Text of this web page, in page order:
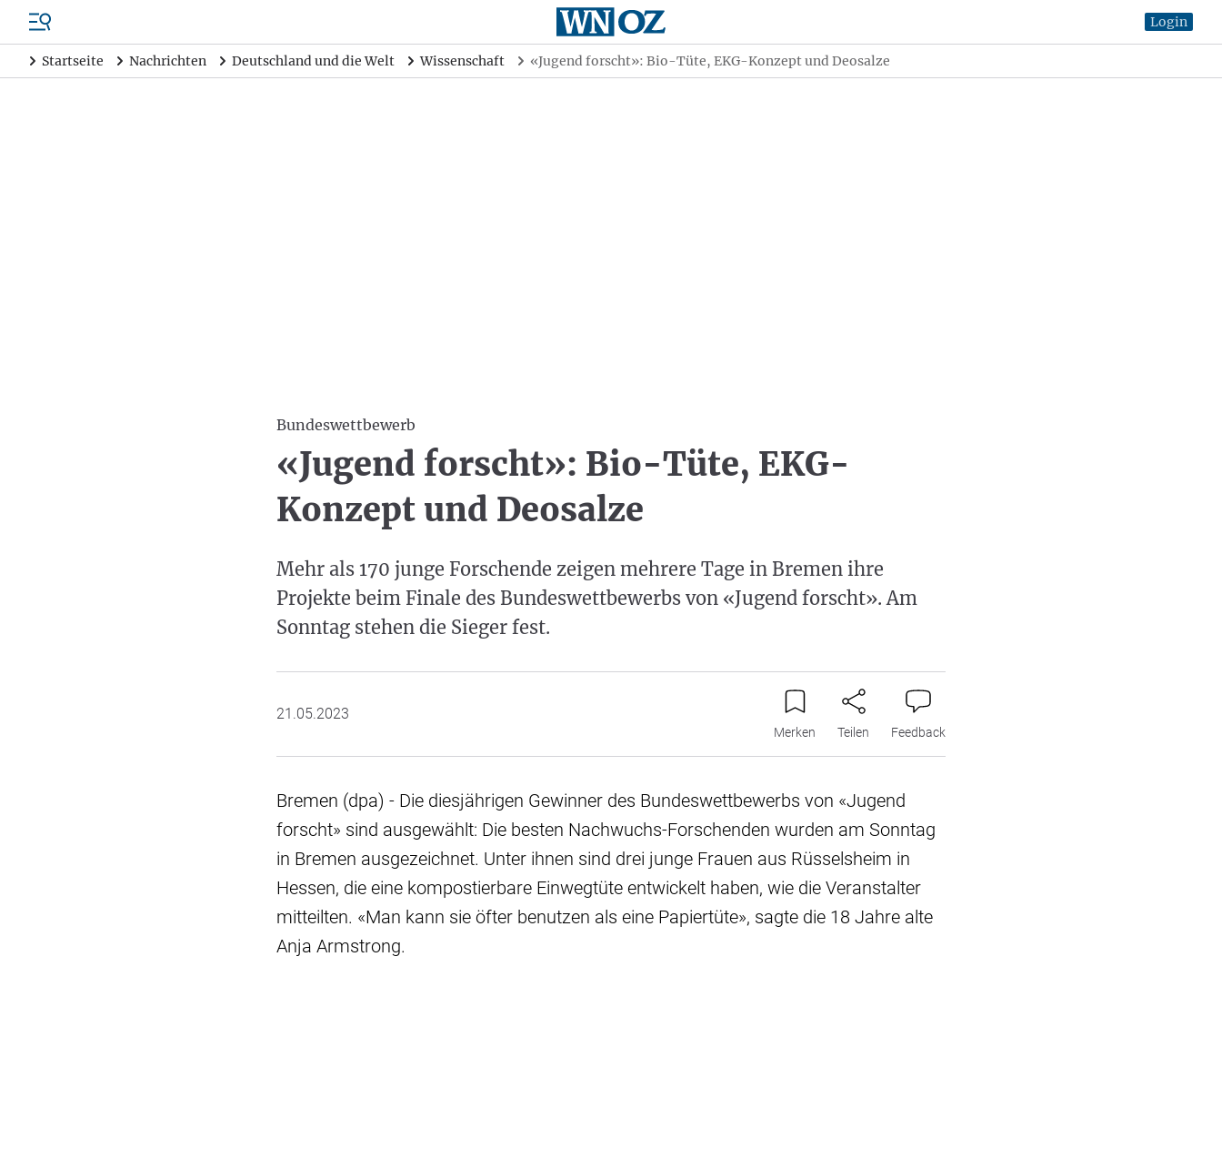
Login
Startseite Nachrichten Deutschland und die Welt Wissenschaft «Jugend forscht»: Bio-Tüte, EKG-Konzept und Deosalze
Bundeswettbewerb
«Jugend forscht»: Bio-Tüte, EKG-
Konzept und Deosalze
Mehr als 170 junge Forschende zeigen mehrere Tage in Bremen ihre
Projekte beim Finale des Bundeswettbewerbs von «Jugend forscht». Am
Sonntag stehen die Sieger fest.
21.05.2023
Merken Teilen Feedback
Bremen (dpa) - Die diesjährigen Gewinner des Bundeswettbewerbs von «Jugend
forscht» sind ausgewählt: Die besten Nachwuchs-Forschenden wurden am Sonntag
in Bremen ausgezeichnet. Unter ihnen sind drei junge Frauen aus Rüsselsheim in
Hessen, die eine kompostierbare Einwegtüte entwickelt haben, wie die Veranstalter
mitteilten. «Man kann sie öfter benutzen als eine Papiertüte», sagte die 18 Jahre alte
Anja Armstrong.